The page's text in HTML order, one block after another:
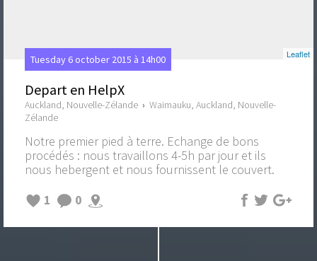
Leaflet
Tuesday 6 october 2015 à 14h00
Depart en HelpX
Auckland, Nouvelle-Zélande › Waimauku, Auckland, Nouvelle-
Zélande
Notre premier pied à terre. Echange de bons
procédés : nous travaillons 4-5h par jour et ils
nous hebergent et nous fournissent le couvert.
1
0